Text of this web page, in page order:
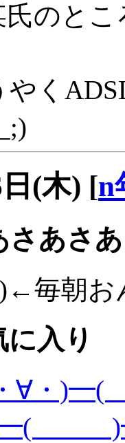
氏のと
やく
(木) [n
さあさ
毎朝お
入り
∀・)━(